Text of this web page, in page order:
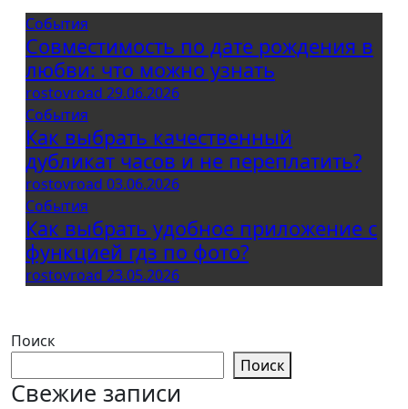
События
Совместимость по дате рождения в
любви: что можно узнать
rostovroad 29.06.2026
События
Как выбрать качественный
дубликат часов и не переплатить?
rostovroad 03.06.2026
События
Как выбрать удобное приложение с
функцией гдз по фото?
rostovroad 23.05.2026
Поиск
Поиск
Свежие записи